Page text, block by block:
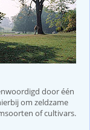
door één
om zeldzame
of cultivars.